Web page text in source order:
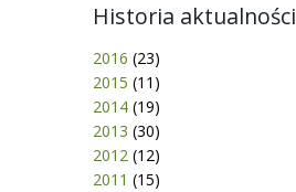
Historia aktualności
2016 (23)
2015 (11)
2014(19)
2013 (30)
2012(12)
2011 (15)